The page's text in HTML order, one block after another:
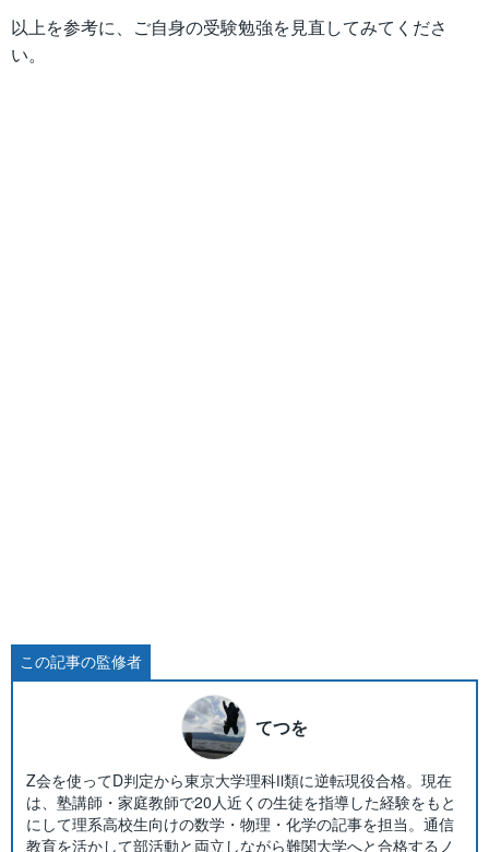
以上を参考に、ご自身の受験勉強を見直してみてくださ
い。
この記事の監修者
てつを
Z会を使ってD判定から東京大学理科Ⅱ類に逆転現役合格。現在
は、塾講師・家庭教師で20人近くの生徒を指導した経験をもと
にして理系高校生向けの数学・物理・化学の記事を担当。通信
教育を活かして部活動と両立しながら難関大学へと合格するノ